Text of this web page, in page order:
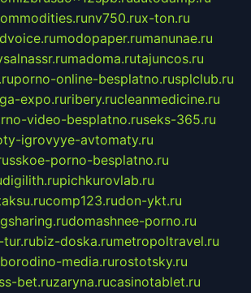
nv750.rux-ton.ru
modopaper.rumanunae.ru
madoma.rutajuncos.ru
porno-online-besplatno.rusplclub.ru
expo.ruribery.rucleanmedicine.ru
video-besplatno.ruseks-365.ru
igrovyye-avtomaty.ru
porno-besplatno.ru
digilith.rupichkurovlab.ru
comp123.rudon-ykt.ru
domashnee-porno.ru
biz-doska.rumetropoltravel.ru
borodino-media.rurostotsky.ru
bet.ruzaryna.rucasinotablet.ru